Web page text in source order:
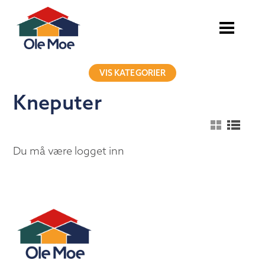
VIS KATEGORIER
Kneputer
Du må være logget inn